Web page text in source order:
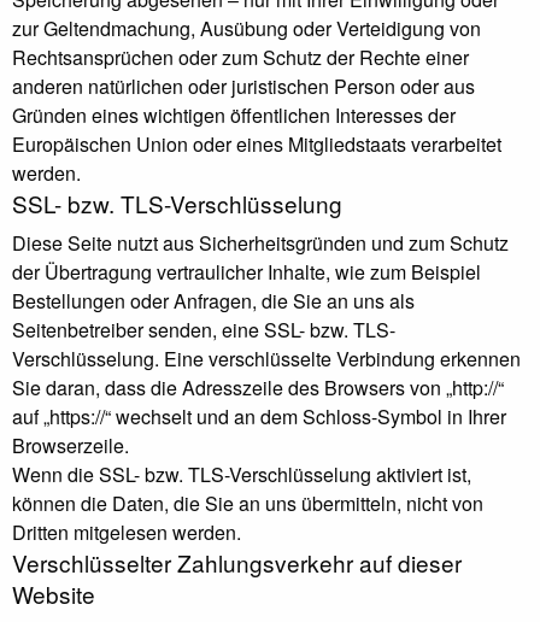
zur Geltendmachung, Ausübung oder Verteidigung von
Rechtsansprüchen oder zum Schutz der Rechte einer
anderen natürlichen oder juristischen Person oder aus
Gründen eines wichtigen öffentlichen Interesses der
Europäischen Union oder eines Mitgliedstaats verarbeitet
werden.
SSL- bzw. TLS-Verschlüsselung
Diese Seite nutzt aus Sicherheitsgründen und zum Schutz
der Übertragung vertraulicher Inhalte, wie zum Beispiel
Bestellungen oder Anfragen, die Sie an uns als
Seitenbetreiber senden, eine SSL- bzw. TLS-
Verschlüsselung. Eine verschlüsselte Verbindung erkennen
Sie daran, dass die Adresszeile des Browsers von „http://“
auf „https://“ wechselt und an dem Schloss-Symbol in Ihrer
Browserzeile.
Wenn die SSL- bzw. TLS-Verschlüsselung aktiviert ist,
können die Daten, die Sie an uns übermitteln, nicht von
Dritten mitgelesen werden.
Verschlüsselter Zahlungsverkehr auf dieser
Website